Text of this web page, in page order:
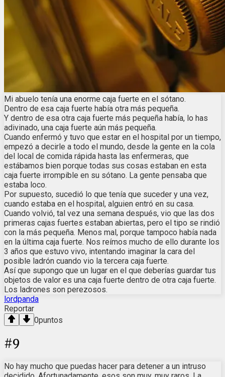
Mi abuelo tenía una enorme caja fuerte en el sótano.
Dentro de esa caja fuerte había otra más pequeña.
Y dentro de esa otra caja fuerte más pequeña había, lo has
adivinado, una caja fuerte aún más pequeña.
Cuando enfermó y tuvo que estar en el hospital por un tiempo,
empezó a decirle a todo el mundo, desde la gente en la cola
del local de comida rápida hasta las enfermeras, que
estábamos bien porque todas sus cosas estaban en esta
caja fuerte irrompible en su sótano. La gente pensaba que
estaba loco.
Por supuesto, sucedió lo que tenía que suceder y una vez,
cuando estaba en el hospital, alguien entró en su casa.
Cuando volvió, tal vez una semana después, vio que las dos
primeras cajas fuertes estaban abiertas, pero el tipo se rindió
con la más pequeña. Menos mal, porque tampoco había nada
en la última caja fuerte. Nos reímos mucho de ello durante los
3 años que estuvo vivo, intentando imaginar la cara del
posible ladrón cuando vio la tercera caja fuerte.
Así que supongo que un lugar en el que deberías guardar tus
objetos de valor es una caja fuerte dentro de otra caja fuerte.
Los ladrones son perezosos.
lordpanda
Reportar
0puntos
#9
No hay mucho que puedas hacer para detener a un intruso